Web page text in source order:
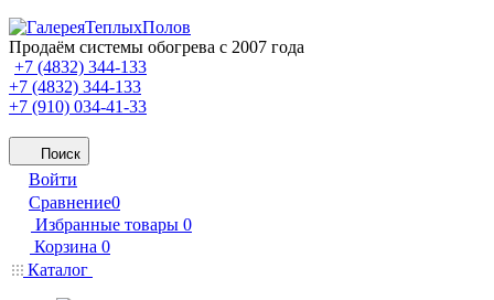
Продаём системы обогрева с 2007 года
+7 (4832) 344-133
+7 (4832) 344-133
+7 (910) 034-41-33
Поиск
Войти
Сравнение0
Избранные товары 0
Корзина 0
Каталог